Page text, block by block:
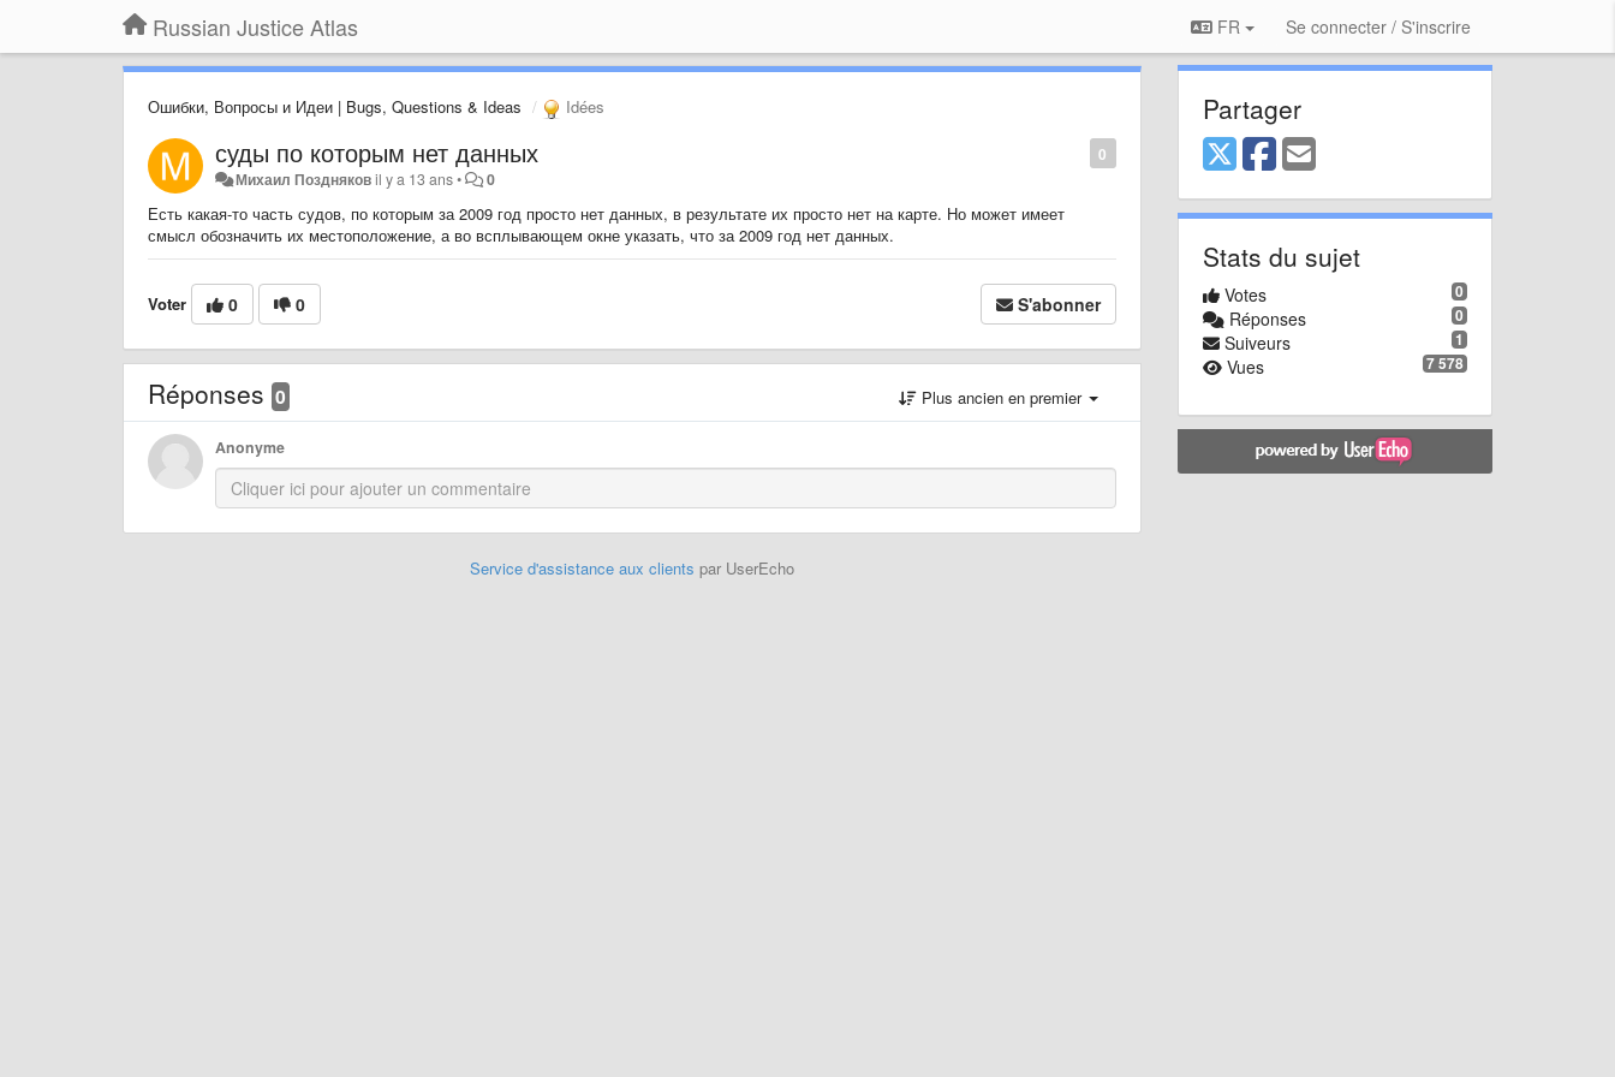
Russian Justice Atlas FR Se connecter / S'inscrire
Ошибки, Вопросы и Идеи | Bugs, Questions & Ideas Idées
0
суды по которым нет данных
Михаил Поздняковil y a 13 ans• 0
Есть какая-то часть судов, по которым за 2009 год просто нет данных, в результате их просто нет на карте. Но может имеет
смысл обозначить их местоположение, а во всплывающем окне указать, что за 2009 год нет данных.
Voter 0 0 S'abonner
Réponses 0 Plus ancien en premier
Anonyme
Service d'assistance aux clients par UserEcho
Partager
Stats du sujet
0
Votes
0
Réponses
1
Suiveurs
7 578
Vues